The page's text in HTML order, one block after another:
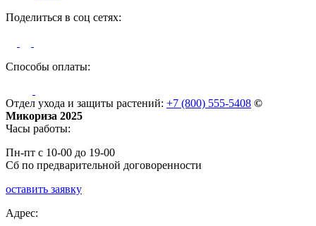
Поделиться в соц сетях:
Способы оплаты:
Отдел ухода и защиты растений: +7 (800) 555-5408 ©
Микориза 2025
Часы работы:
Пн-пт с 10-00 до 19-00
Сб по предварительной договоренности
оставить заявку
Адрес: